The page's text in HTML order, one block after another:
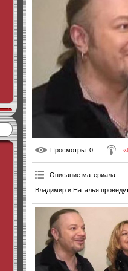
Просмотры: 0
Описание материала:
Владимир и Наталья